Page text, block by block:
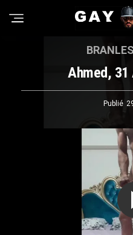
Ahmed, 31
Publié